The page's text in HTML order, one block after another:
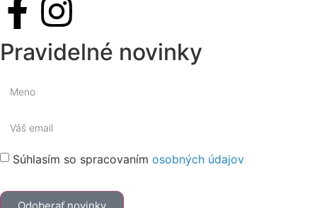
Pravidelné novinky
Súhlasím so spracovaním osobných údajov